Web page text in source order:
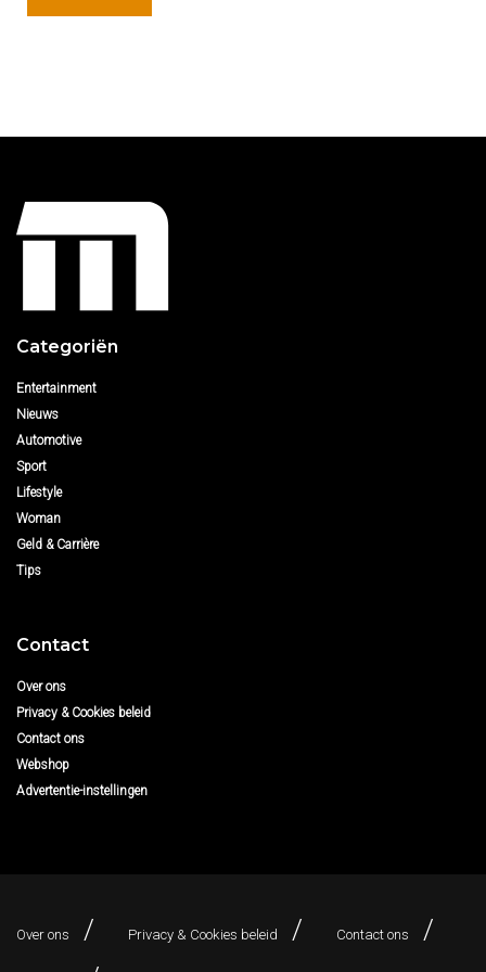
Categoriën
Entertainment
Nieuws
Automotive
Sport
Lifestyle
Woman
Geld & Carrière
Tips
Contact
Over ons
Privacy & Cookies beleid
Contact ons
Webshop
Advertentie-instellingen
Over ons Privacy & Cookies beleid Contact ons